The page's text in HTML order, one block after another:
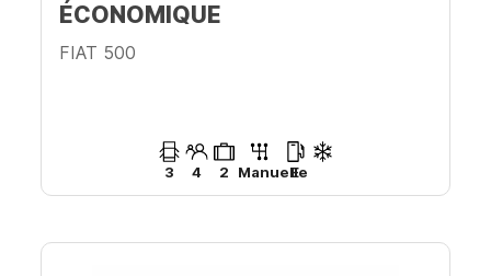
ÉCONOMIQUE
FIAT 500
3 4 2 Manuelle
E